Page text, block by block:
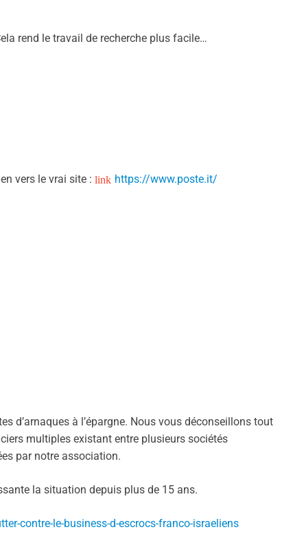
rend le travail de recherche plus facile…
vers le vrai site : https://www.poste.it/
d’arnaques à l’épargne. Nous vous déconseillons tout
multiples existant entre plusieurs sociétés
par notre association.
la situation depuis plus de 15 ans.
contre-le-business-d-escrocs-franco-israeliens